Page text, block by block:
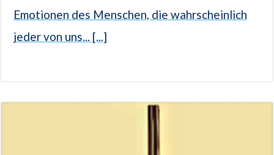
Emotionen des Menschen, die wahrscheinlich
jeder von uns... [...]